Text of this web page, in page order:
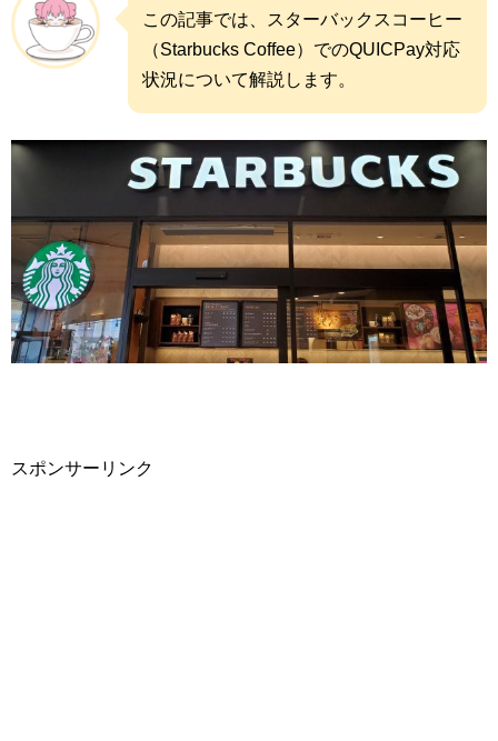
この記事では、スターバックスコーヒー
（Starbucks Coffee）でのQUICPay対応
状況について解説します。
スポンサーリンク